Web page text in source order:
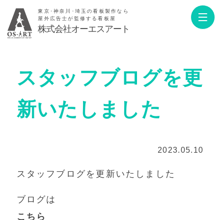
東京･神奈川･埼玉の看板製作なら
屋外広告士が監修する看板屋
株式会社オーエスアート
スタッフブログを更
新いたしました
2023.05.10
スタッフブログを更新いたしました
ブログは
こちら